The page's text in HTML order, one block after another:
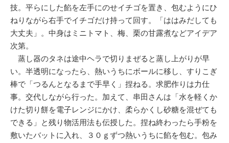
技。平らにした餡を左手にのせイチゴを置き、包むようにひ
ねりながら右手でイチゴだけ持って回す。「ははみだしても
大丈夫」。中身はミニトマト、梅、栗の甘露煮などアイデア
次第。
蒸し器のタネは途中ヘラで切りまぜると蒸し上がりが早
い。半透明になったら、熱いうちにボールに移し、すりこぎ
棒で「つるんとなるまで手早く」捏ねる。求肥作りは力仕
事。交代しながら行った。加えて、串田さんは「水を軽くか
けた切り餅を電子レンジにかけ、柔らかくし砂糖を混ぜても
できる」と残り物活用法も伝授した。捏ね終わったら手粉を
敷いたバットに入れ、３０ｇずつ熱いうちに餡を包む。包み